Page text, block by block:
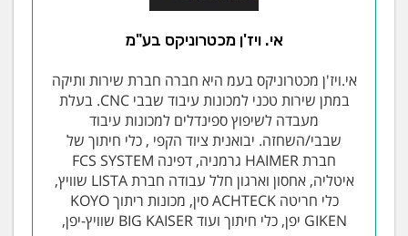
אי. ויז'ן מכטרוניקס בע"מ
אי.ויז'ן מכטרוניקס בעמ היא חברה חברת שירות ותיקה
במתן שירות טכני למכונות עיבוד שבבי CNC. בעלת
מעבדה לשיפוץ ספינדלים למכונות עיבוד
שבבי/השחזה. יבואנית ציוד הקפי , כלי חיתוך של
חברת HAIMER גרמניה, דפינה FCS SYSTEM
איטליה, אחסון וארגון חלל עבודה חברת LISTA שוויץ,
כלי חריטה ACHTECK סין, מכונות ריתוך KOYO
GIKEN יפן, כלי חיתוך ועוד BIG KAISER שוויץ-יפן,